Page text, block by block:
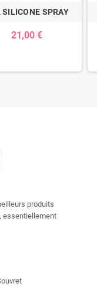
SPRAY
21,00 €
produits
essentiellement